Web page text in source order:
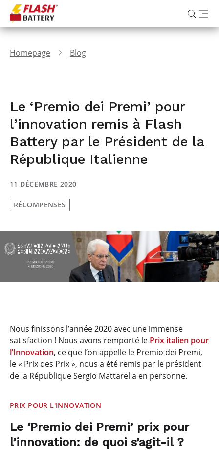
Homepage Blog
Le ‘Premio dei Premi’ pour
l’innovation remis à Flash
Battery par le Président de la
République Italienne
11 DÉCEMBRE 2020
RÉCOMPENSES
Nous finissons l’année 2020 avec une immense
satisfaction ! Nous avons remporté le Prix italien pour
l’Innovation, ce que l’on appelle le Premio dei Premi,
le « Prix des Prix », nous a été remis par le président
de la République Sergio Mattarella en personne.
PRIX POUR L'INNOVATION
Le ‘Premio dei Premi’ prix pour
l’innovation: de quoi s’agit-il ?